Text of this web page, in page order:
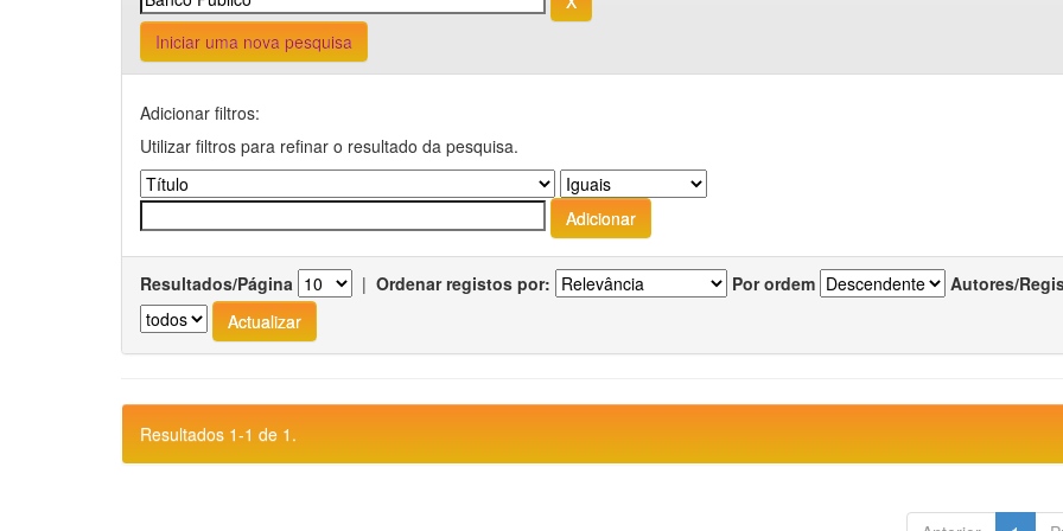
Iniciar uma nova pesquisa
Adicionar filtros:
Utilizar filtros para refinar o resultado da pesquisa.
Resultados/Página | Ordenar registos por: Por ordem Autores/
Resultados 1-1 de 1.